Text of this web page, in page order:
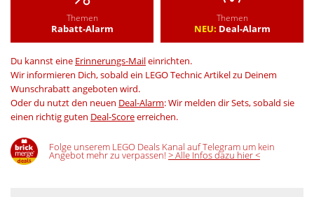
Themen
Rabatt-Alarm
Themen
NEU: Deal-Alarm
Du kannst eine Erinnerungs-Maileinrichten.
Wir informieren Dich, sobald ein LEGO Technic Artikel zu Deinem
Wunschrabatt angeboten wird.
Oder du nutzt den neuen Deal-Alarm: Wir melden dir Sets, sobald sie
einen richtig guten Deal-Scoreerreichen.
Folge unserem LEGO Deals Kanal auf Telegram um kein
Angebot mehr zu verpassen! > Alle Infos dazu hier <